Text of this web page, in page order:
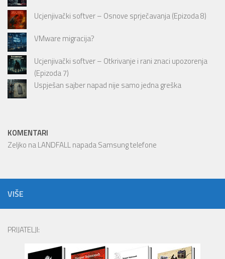
Ucjenjivački softver – Osnove sprječavanja (Epizoda 8)
VMware migracija?
Ucjenjivački softver – Otkrivanje i rani znaci upozorenja
(Epizoda 7)
Uspješan sajber napad nije samo jedna greška
KOMENTARI
Zeljko naLANDFALL napada Samsung telefone
VIŠE
PRIJATELJI: